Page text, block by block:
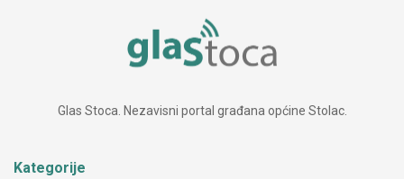
Glas Stoca. Nezavisni portal građana općine Stolac.
Kategorije